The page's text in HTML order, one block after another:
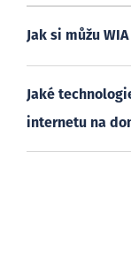
Jak si můžu
Jaké
internetu na